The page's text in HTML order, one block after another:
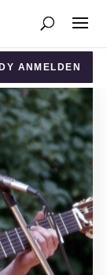
ANMELDEN